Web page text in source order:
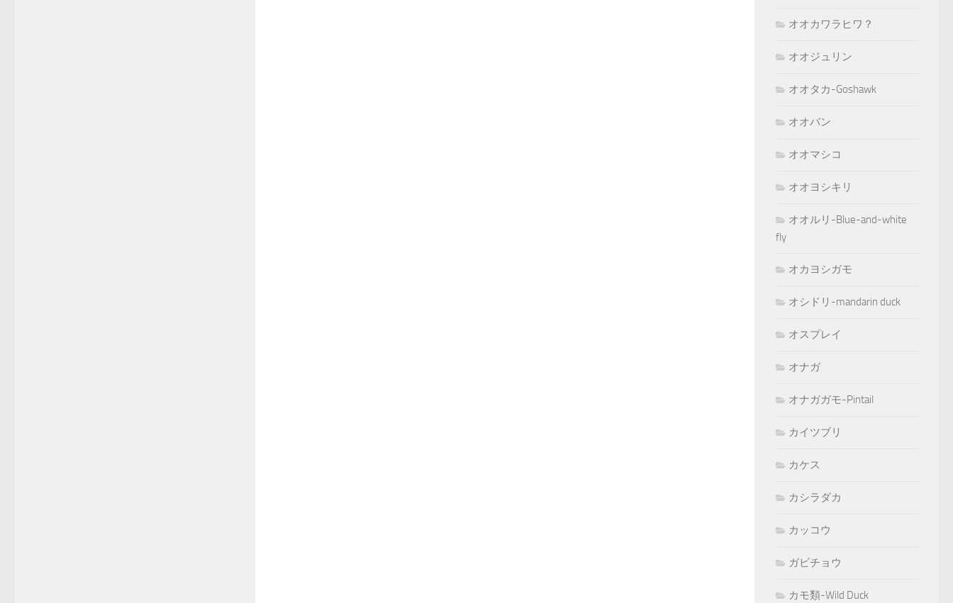
オオカワラヒワ？
オオジュリン
オオタカ-Goshawk
オオバン
オオマシコ
オオヨシキリ
オオルリ-Blue-and-white
fly
オカヨシガモ
オシドリ-mandarin duck
オスプレイ
オナガ
オナガガモ-Pintail
カイツブリ
カケス
カシラダカ
カッコウ
ガビチョウ
カモ類-Wild Duck